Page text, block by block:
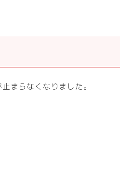
まらなくなりました。